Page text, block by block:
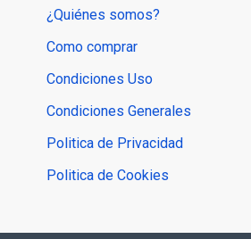
¿Quiénes somos?
Como comprar
Condiciones Uso
Condiciones Generales
Politica de Privacidad
Politica de Cookies